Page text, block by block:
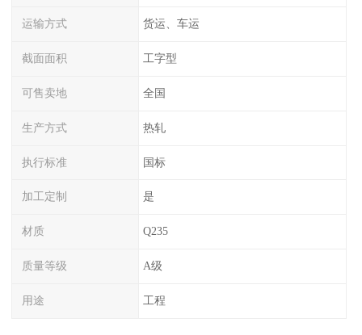
运输方式 货运、车运
截面面积 工字型
可售卖地 全国
生产方式 热轧
执行标准 国标
加工定制 是
材质 Q235
质量等级 A级
用途 工程